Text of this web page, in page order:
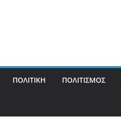
ΠΟΛΙΤΙΚΗ ΠΟΛΙΤΙΣΜΟΣ